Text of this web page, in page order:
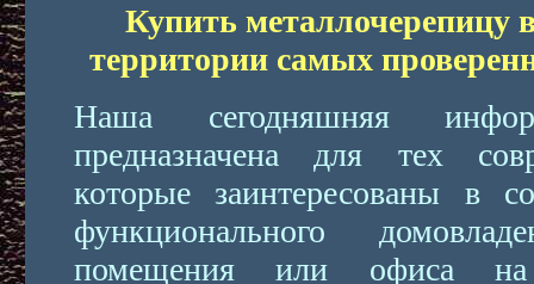
Купить металлочерепицу
территории самых
Наша сегодняшняя
предназначена для тех
которые заинтересованы в
функционального
помещения или офиса на